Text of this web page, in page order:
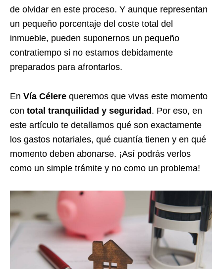
de olvidar en este proceso. Y aunque representan
un pequeño porcentaje del coste total del
inmueble, pueden suponernos un pequeño
contratiempo si no estamos debidamente
preparados para afrontarlos.
En Vía Célere queremos que vivas este momento
con total tranquilidad y seguridad . Por eso, en
este artículo te detallamos qué son exactamente
los gastos notariales, qué cuantía tienen y en qué
momento deben abonarse. ¡Así podrás verlos
como un simple trámite y no como un problema!